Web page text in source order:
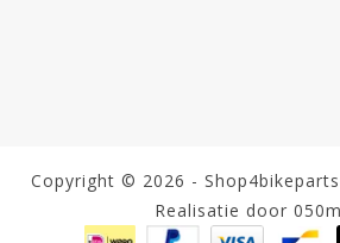
Copyright © 2026 - Shop4bikeparts
Realisatie door